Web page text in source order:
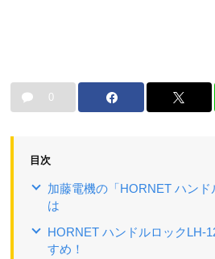
0
目次
加藤電機の「HORNET ハンド
は
HORNET ハンドルロックLH-
すめ！